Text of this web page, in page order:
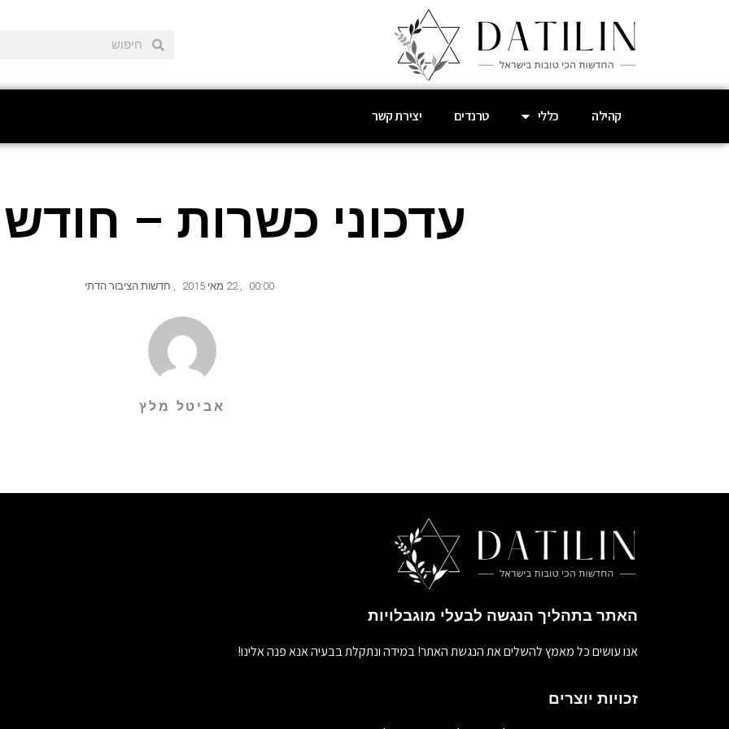
קהילה כללי טרנדים יצירת קשר
עדכוני כשרות – חודש
00:00
, 22 מאי 2015 , חדשות הציבור הדתי
אביטל מלץ
האתר בתהליך הנגשה לבעלי מוגבלויות
אנו עושים כל מאמץ להשלים את הנגשת האתר! במידה ונתקלת בבעיה אנא פנה אלינו!
זכויות יוצרים